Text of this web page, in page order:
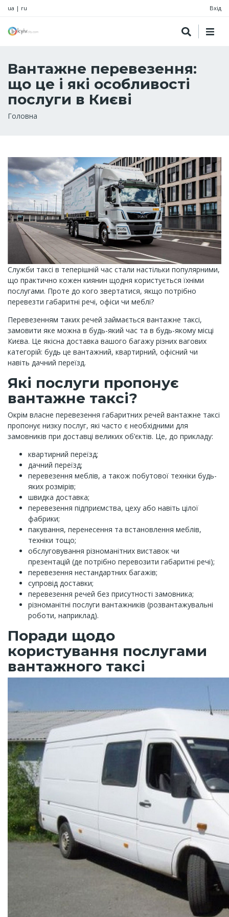
ua | ru Вхід
Вантажне перевезення:
що це і які особливості
послуги в Києві
Рядок
Головна
Служби таксі в теперішній час стали настільки популярними,
що практично кожен киянин щодня користується їхніми
послугами. Проте до кого звертатися, якщо потрібно
перевезти габаритні речі, офіси чи меблі?
Перевезенням таких речей займається вантажне таксі,
замовити яке можна в будь-який час та в будь-якому місці
Києва. Це якісна доставка вашого багажу різних вагових
категорій: будь це вантажний, квартирний, офісний чи
навіть дачний переїзд.
Які послуги пропонує
вантажне таксі?
Окрім власне перевезення габаритних речей вантажне таксі
пропонує низку послуг, які часто є необхідними для
замовників при доставці великих об’єктів. Це, до прикладу:
квартирний переїзд;
дачний переїзд;
перевезення меблів, а також побутової техніки будь-
яких розмірів;
швидка доставка;
перевезення підприємства, цеху або навіть цілої
фабрики;
пакування, перенесення та встановлення меблів,
техніки тощо;
обслуговування різноманітних виставок чи
презентацій (де потрібно перевозити габаритні речі);
перевезення нестандартних багажів;
супровід доставки;
перевезення речей без присутності замовника;
різноманітні послуги вантажників (розвантажувальні
роботи, наприклад).
Поради щодо
користування послугами
вантажного таксі